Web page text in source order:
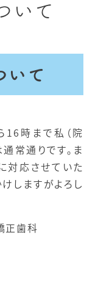
いて
いて
16時まで私（院
常通りです。ま
対応させていた
しますがよろし
正歯科